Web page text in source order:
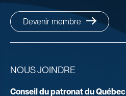
NOUS JOINDRE
Conseil du patronat du Québec
Devenir membre